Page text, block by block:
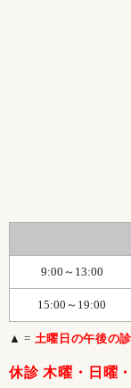
9:00～13:00
15:00～19:00
▲ = 土曜日の午後の
休診 木曜・日曜